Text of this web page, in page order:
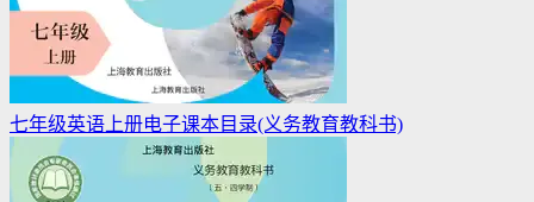
七年级英语上册电子课本目录(义务教育教科书)